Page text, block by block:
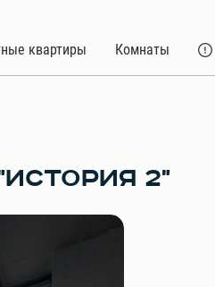
квартиры Комнаты
2"